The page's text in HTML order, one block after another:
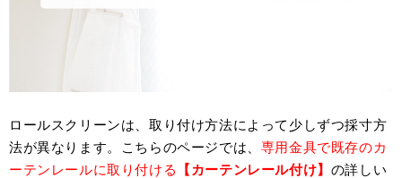
ロールスクリーンは、取り付け方法によって少しずつ採寸方
法が異なります。こちらのページでは、 専用金具で既存のカ
ーテンレールに取り付ける
【カーテンレール付け】 の詳しい